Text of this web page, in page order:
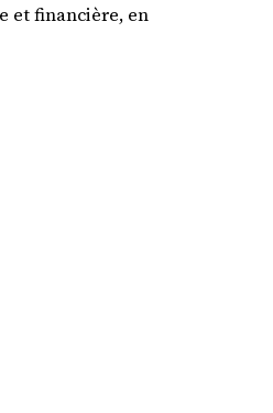
et financière, en